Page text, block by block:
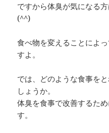
ですから体臭が気になる
(^^)
食べ物を変えることによ
すよ。
では、どのような食事を
しょうか。
体臭を食事で改善するた
す。